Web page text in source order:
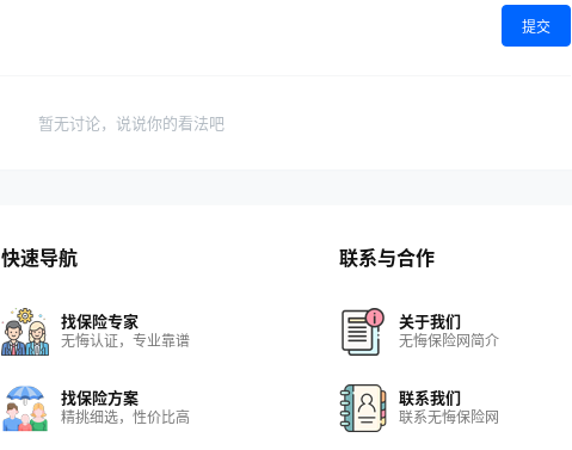
提交
暂无讨论，说说你的看法吧
快速导航
找保险专家
无悔认证，专业靠谱
找保险方案
精挑细选，性价比高
联系与合作
关于我们
无悔保险网简介
联系我们
联系无悔保险网